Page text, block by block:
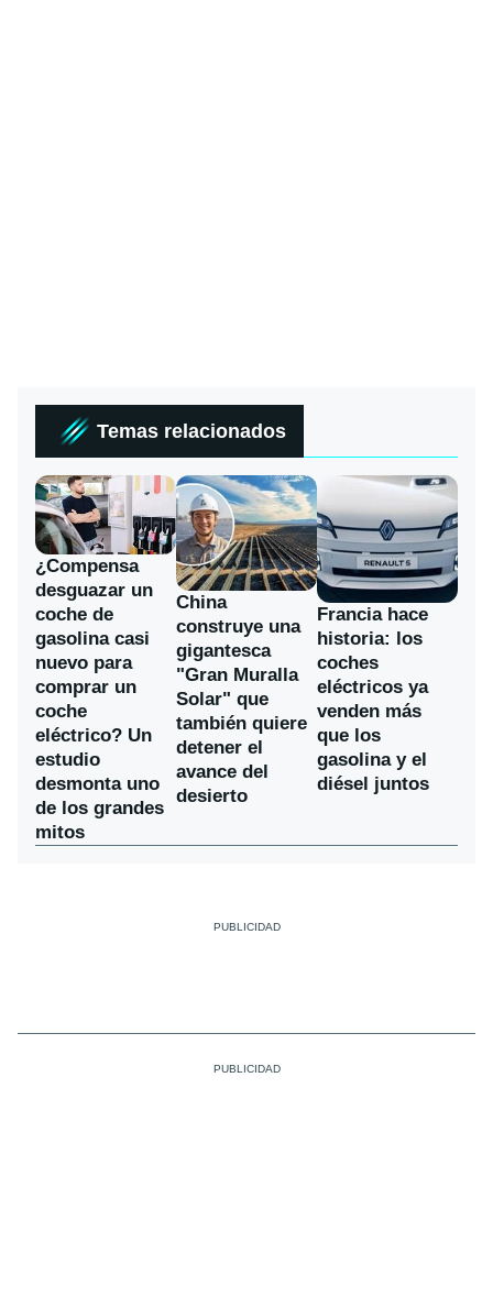
Temas relacionados
¿Compensa
desguazar un
coche de
gasolina casi
nuevo para
comprar un
coche
eléctrico? Un
estudio
desmonta uno
de los grandes
mitos
China
construye una
gigantesca
"Gran Muralla
Solar" que
también quiere
detener el
avance del
desierto
Francia hace
historia: los
coches
eléctricos ya
venden más
que los
gasolina y el
diésel juntos